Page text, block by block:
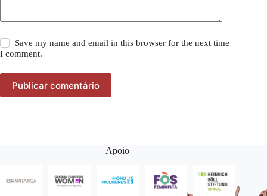
Save my name and email in this browser for the next time
I comment.
Publicar comentário
Apoio